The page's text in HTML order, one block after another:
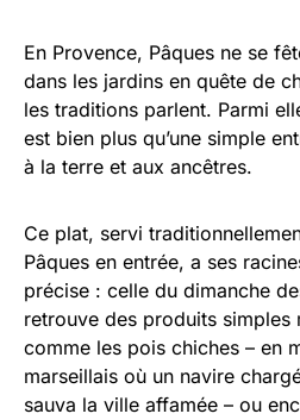
En Provence, Pâques ne se
dans les jardins en quête de
les traditions parlent. Parmi
est bien plus qu’une simple
à la terre et aux ancêtres.
Ce plat, servi
Pâques en entrée, a ses
précise : celle du dimanche
retrouve des produits simples
comme les pois chiches – en
marseillais où un navire
sauva la ville affamée – ou